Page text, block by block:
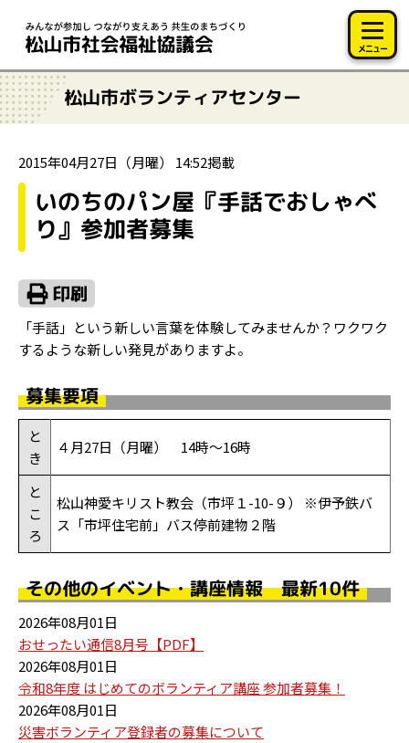
メニュー
松山市ボランティアセンター
2015年04月27日（月曜） 14:52掲載
いのちのパン屋『手話でおしゃべ
り』参加者募集
「手話」という新しい言葉を体験してみませんか？ワクワク
するような新しい発見がありますよ。
募集要項
と
き
４月27日（月曜） 14時～16時
と
こ
ろ
松山神愛キリスト教会（市坪１-10-９） ※伊予鉄バ
ス「市坪住宅前」バス停前建物２階
その他のイベント・講座情報 最新10件
2026年08月01日
おせったい通信8月号【PDF】
2026年08月01日
令和8年度 はじめてのボランティア講座 参加者募集！
2026年08月01日
災害ボランティア登録者の募集について